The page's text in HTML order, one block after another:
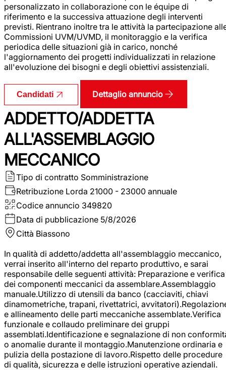
personalizzato in collaborazione con le équipe di
riferimento e la successiva attuazione degli interventi
previsti. Rientrano inoltre tra le attività la partecipazione
Commissioni UVM/UVMD, il monitoraggio e la verifica
periodica delle situazioni già in carico, nonché
l'aggiornamento dei progetti individualizzati in relazione
all'evoluzione dei bisogni e degli obiettivi assistenziali.
Candidati Dettaglio annuncio
ADDETTO/ADDETTA
ALL'ASSEMBLAGGIO
MECCANICO
Tipo di contratto Somministrazione
Retribuzione Lorda 21000 - 23000 annuale
Codice annuncio 349820
Data di pubblicazione 5/8/2026
Città Biassono
In qualità di addetto/addetta all'assemblaggio meccanico,
verrai inserito all'interno del reparto produttivo, e sarai
responsabile delle seguenti attività: Preparazione e verifica
dei componenti meccanici da assemblare.Assemblaggio
manuale.Utilizzo di utensili da banco (cacciaviti, chiavi
dinamometriche, trapani, rivettatrici,
e allineamento delle parti meccaniche assemblate.Verifica
funzionale e collaudo preliminare dei gruppi
assemblati.Identificazione e segnalazione di non
o anomalie durante il montaggio.Manutenzione ordinaria e
pulizia della postazione di lavoro.Rispetto delle procedure
di qualità, sicurezza e delle istruzioni operative aziendali.